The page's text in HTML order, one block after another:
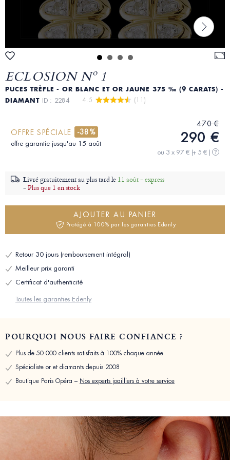
ECLOSION Nº 1
PUCES TRÈFLE - OR BLANC ET OR JAUNE 375 ‰ (9 CARATS) -
DIAMANT ID : 2284 4.5 (11)
OFFRE SPÉCIALE -38%
offre garantie jusqu'au 15 août
470 €
290 €
ou 3 x 97 € (+ 5 € ) ?
Livré gratuitement au plus tard le 11 août - express
-Plus que 1 en stock
AJOUTER AU PANIER
Protégé à 100% par les garanties Edenly
Retour 30 jours (remboursement intégral)
Meilleur prix garanti
Certificat d'authenticité
Toutes les garanties Edenly
POURQUOI NOUS FAIRE CONFIANCE ?
Plus de 50 000 clients satisfaits à 100% chaque année
Spécialiste or et diamants depuis 2008
Boutique Paris Opéra – Nos experts joailliers à votre service